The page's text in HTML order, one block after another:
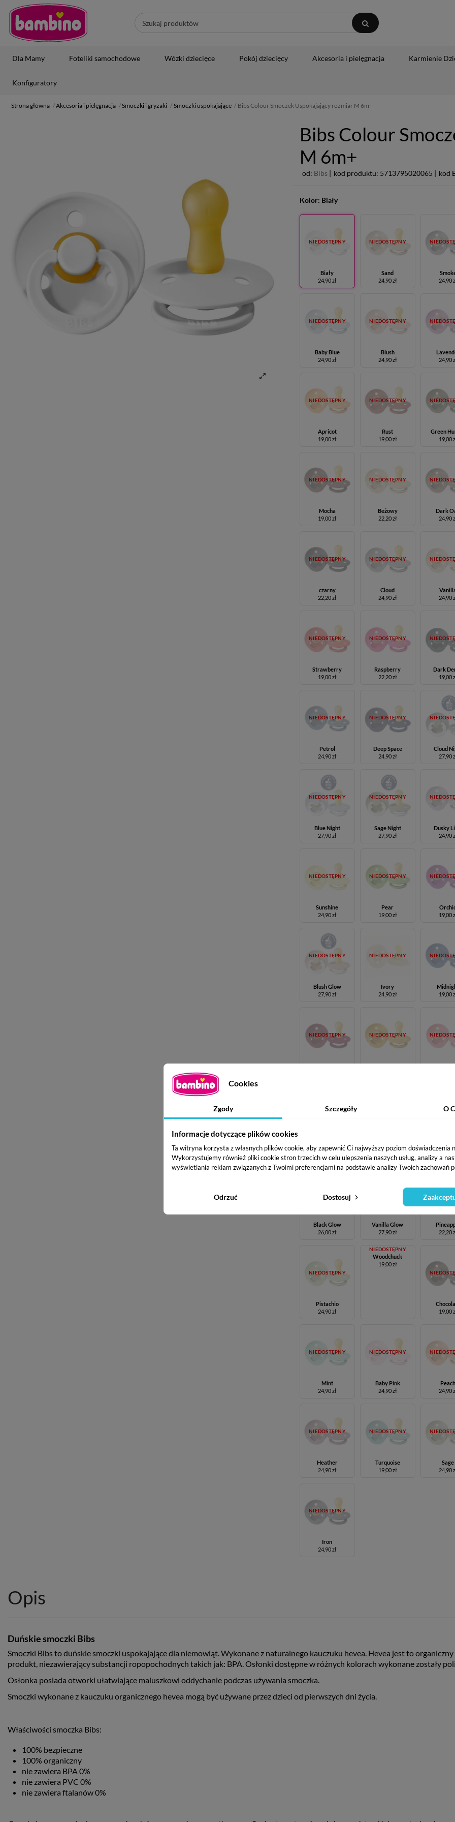
Dla Mamy Foteliki samochodowe Wózki dziecięce Pokój dziecięcy Akcesoria i pielęgnacja Karmienie
Konfiguratory
Strona główna Akcesoria i pielęgnacja Smoczki i gryzaki Smoczki uspokajające Bibs Colour Smoczek Uspokajający rozmiar M 6m+
Bibs Colour
M 6m+
od: Bibs | kod produktu: 5713795020065 | kod
Kolor: Biały
NIEDOSTĘPNY
Biały
24,90 zł
NIEDOSTĘPNY
Sand
24,90 zł
24,90
NIEDOSTĘPNY
Baby Blue
24,90 zł
NIEDOSTĘPNY
Blush
24,90 zł
24,90
NIEDOSTĘPNY
Apricot
19,00 zł
NIEDOSTĘPNY
Rust
19,00 zł
Green
19,00
NIEDOSTĘPNY
Mocha
19,00 zł
NIEDOSTĘPNY
Beżowy
22,20 zł
Dark
24,90
NIEDOSTĘPNY
czarny
22,20 zł
NIEDOSTĘPNY
Cloud
24,90 zł
24,90
NIEDOSTĘPNY
Strawberry
19,00 zł
NIEDOSTĘPNY
Raspberry
22,20 zł
Dark
19,00
NIEDOSTĘPNY
Petrol
24,90 zł
NIEDOSTĘPNY
Deep Space
24,90 zł
Cloud
27,90
NIEDOSTĘPNY
Blue Night
27,90 zł
NIEDOSTĘPNY
Sage Night
27,90 zł
Dusky
24,90
NIEDOSTĘPNY
Sunshine
24,90 zł
NIEDOSTĘPNY
Pear
19,00 zł
19,00
NIEDOSTĘPNY
Blush Glow
27,90 zł
NIEDOSTĘPNY
Ivory
24,90 zł
19,00
NIEDOSTĘPNY
Ruby
NIEDOSTĘPNY
Mustard
Coral
NIEDOSTĘPNY
24,90 zł
19,00 zł
Dark
19,00
Black Glow
26,00 zł
NIEDOSTĘPNY
Vanilla Glow
27,90 zł
22,20
NIEDOSTĘPNY
Pistachio
24,90 zł
NIEDOSTĘPNY
Woodchuck
19,00 zł
19,00
NIEDOSTĘPNY
Mint
24,90 zł
NIEDOSTĘPNY
Baby Pink
24,90 zł
Peach
24,90
NIEDOSTĘPNY
Heather
24,90 zł
NIEDOSTĘPNY
Turquoise
19,00 zł
Sage
24,90
NIEDOSTĘPNY
Iron
24,90 zł
Opis
Duńskie smoczki Bibs
Smoczki Bibs to duńskie smoczki uspokajające dla niemowląt. Wykonane z naturalnego kauczuku hevea. Hevea jest to
produkt, niezawierający substancji ropopochodnych takich jak: BPA. Osłonki dostępne w różnych kolorach wykonane zostały
Osłonka posiada otworki ułatwiające maluszkowi oddychanie podczas używania smoczka.
Smoczki wykonane z kauczuku organicznego hevea mogą być używane przez dzieci od pierwszych dni życia.
Właściwości smoczka Bibs:
100% bezpieczne
100% organiczny
nie zawiera BPA 0%
nie zawiera PVC 0%
nie zawiera ftalanów 0%
Cookies
Zgody Szczegóły O
Informacje dotyczące plików cookies
Ta witryna korzysta z własnych plików cookie, aby zapewnić Ci najwyższy poziom doświadczenia
Wykorzystujemy również pliki cookie stron trzecich w celu ulepszenia naszych usług, analizy a
wyświetlania reklam związanych z Twoimi preferencjami na podstawie analizy Twoich zachowań
Odrzuć Dostosuj